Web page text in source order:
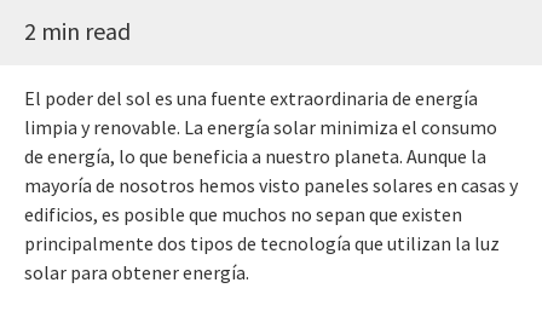
2 min read
El poder del sol es una fuente extraordinaria de energía
limpia y renovable. La energía solar minimiza el consumo
de energía, lo que beneficia a nuestro planeta. Aunque la
mayoría de nosotros hemos visto paneles solares en casas y
edificios, es posible que muchos no sepan que existen
principalmente dos tipos de tecnología que utilizan la luz
solar para obtener energía.